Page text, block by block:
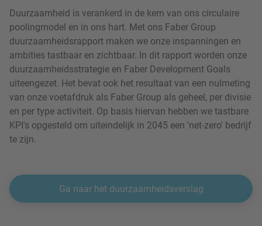
Duurzaamheid is verankerd in de kern van ons circulaire
poolingmodel en in ons hart. Met ons Faber Group
duurzaamheidsrapport maken we onze inspanningen en
ambities tastbaar en zichtbaar. In dit rapport worden onze
duurzaamheidsstrategie en Faber Development Goals
uiteengezet. Het bevat ook het resultaat van een nulmeting
van onze voetafdruk als Faber Group als geheel, per divisie
en per type activiteit. Op basis hiervan hebben we tastbare
KPI's opgesteld om uiteindelijk in 2045 een 'net-zero' bedrijf
te zijn.
Ga naar het duurzaamheidsverslag